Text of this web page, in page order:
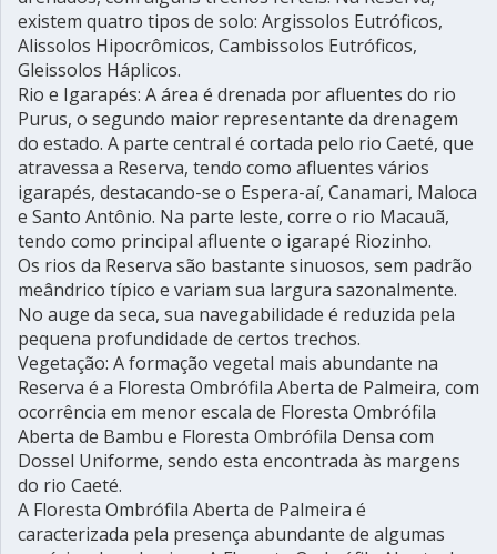
existem quatro tipos de solo: Argissolos Eutróficos,
Alissolos Hipocrômicos, Cambissolos Eutróficos,
Gleissolos Háplicos.
Rio e Igarapés: A área é drenada por afluentes do rio
Purus, o segundo maior representante da drenagem
do estado. A parte central é cortada pelo rio Caeté, que
atravessa a Reserva, tendo como afluentes vários
igarapés, destacando-se o Espera-aí, Canamari, Maloca
e Santo Antônio. Na parte leste, corre o rio Macauã,
tendo como principal afluente o igarapé Riozinho.
Os rios da Reserva são bastante sinuosos, sem padrão
meândrico típico e variam sua largura sazonalmente.
No auge da seca, sua navegabilidade é reduzida pela
pequena profundidade de certos trechos.
Vegetação: A formação vegetal mais abundante na
Reserva é a Floresta Ombrófila Aberta de Palmeira, com
ocorrência em menor escala de Floresta Ombrófila
Aberta de Bambu e Floresta Ombrófila Densa com
Dossel Uniforme, sendo esta encontrada às margens
do rio Caeté.
A Floresta Ombrófila Aberta de Palmeira é
caracterizada pela presença abundante de algumas